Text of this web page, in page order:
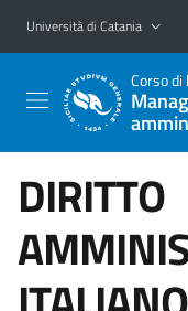
Vai al contenuto
Vai al menu di
Università di Catania
Corso
DIRITTO